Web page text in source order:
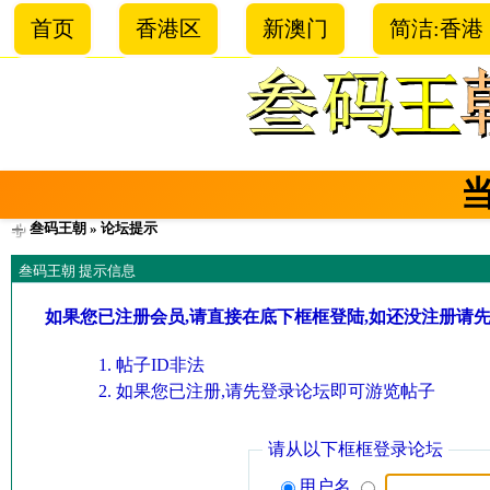
首页 香港区 新澳门 简洁:香港
叁码王朝 » 论坛提示
叁码王朝 提示信息
如果您已注册会员,请直接在底下框框登陆,如还没注册请
帖子ID非法
如果您已注册,请先登录论坛即可游览帖子
请从以下框框登录论坛
用户名